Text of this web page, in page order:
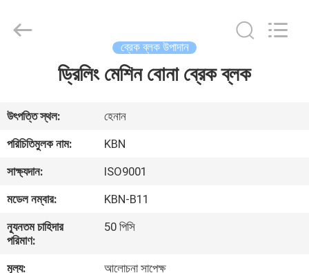
পণ্য
আমাদের
কারখানা
ব্রেক ব্লক উপাদান
ড্রিলিং মেশিন বোনা ব্রেক ব্লক
উৎপত্তি স্থল:
হেনান
পরিচিতিমুলক নাম:
KBN
সাক্ষ্যদান:
ISO9001
মডেল নম্বার:
KBN-B11
ন্যূনতম চাহিদার
পরিমাণ:
50 পিসি
মূল্য:
আলোচনা সাপেক্ষ